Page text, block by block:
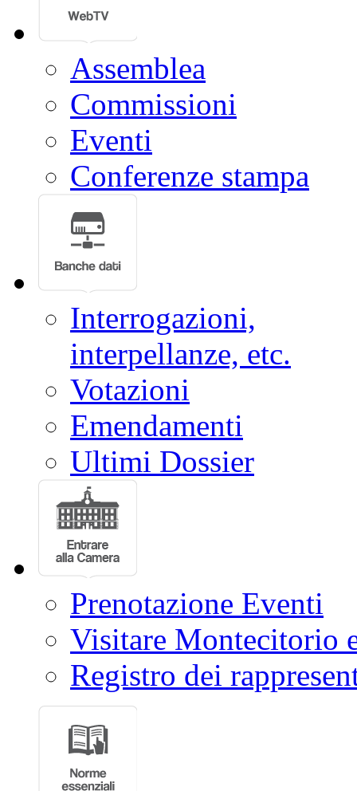
Assemblea
Commissioni
Eventi
Conferenze stampa
Interrogazioni,
interpellanze, etc.
Votazioni
Emendamenti
Ultimi Dossier
Prenotazione Eventi
Visitare Montecitorio
Registro dei